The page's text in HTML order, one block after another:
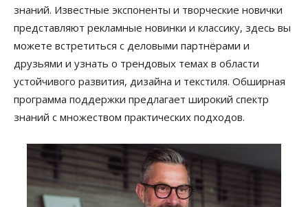
знаний. Известные экспоненты и творческие новички
представляют рекламные новинки и классику, здесь вы
можете встретиться с деловыми партнёрами и
друзьями и узнать о трендовых темах в области
устойчивого развития, дизайна и текстиля. Обширная
программа поддержки предлагает широкий спектр
знаний с множеством практических подходов.